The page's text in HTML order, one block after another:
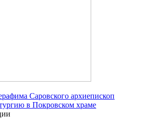
Саровского архиепископ
в Покровском храме